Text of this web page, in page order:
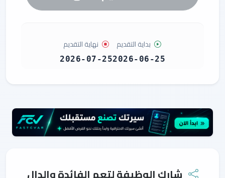
بداية التقديم
2026-06-25
نهاية التقديم
2026-07-25
شارك الوظيفة لتعم الفائدة والدال